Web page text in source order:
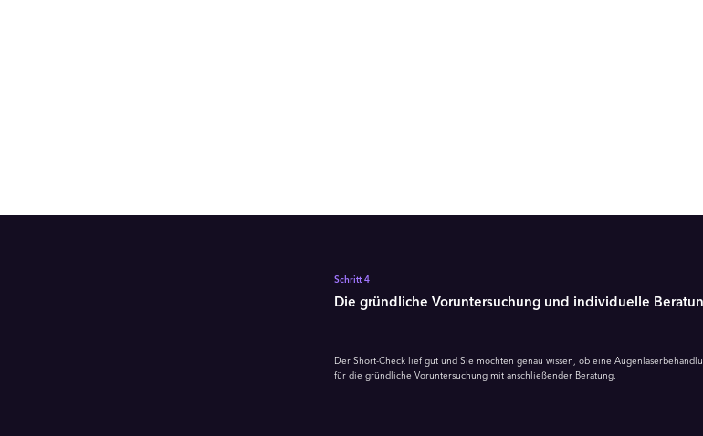
Schritt 4
Die gründliche Voruntersuchung und individuelle
Der Short-Check lief gut und Sie möchten genau wissen, ob eine
für die gründliche Voruntersuchung mit anschließender Beratung.